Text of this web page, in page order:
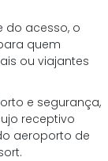
do acesso, o
quem
ou viajantes
e segurança,
receptivo
aeroporto de